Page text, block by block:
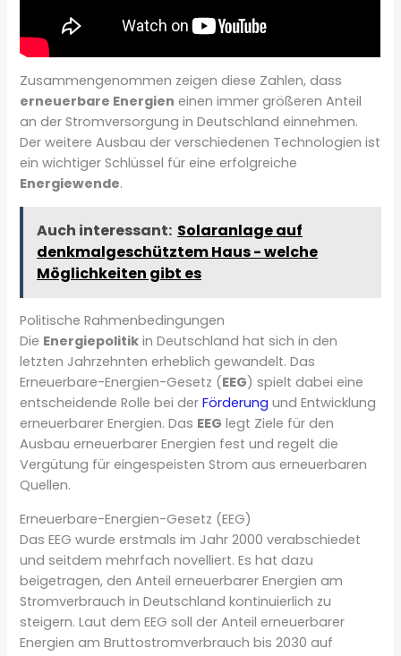
Zusammengenommen zeigen diese Zahlen, dass
erneuerbare Energien einen immer größeren Anteil
an der Stromversorgung in Deutschland einnehmen.
Der weitere Ausbau der verschiedenen Technologien ist
ein wichtiger Schlüssel für eine erfolgreiche
Energiewende.
Auch interessant: Solaranlage auf
denkmalgeschütztem Haus - welche
Möglichkeiten gibt es
Politische Rahmenbedingungen
Die Energiepolitik in Deutschland hat sich in den
letzten Jahrzehnten erheblich gewandelt. Das
Erneuerbare-Energien-Gesetz (EEG) spielt dabei eine
entscheidende Rolle bei derFörderung und Entwicklung
erneuerbarer Energien. Das EEG legt Ziele für den
Ausbau erneuerbarer Energien fest und regelt die
Vergütung für eingespeisten Strom aus erneuerbaren
Quellen.
Erneuerbare-Energien-Gesetz (EEG)
Das EEG wurde erstmals im Jahr 2000 verabschiedet
und seitdem mehrfach novelliert. Es hat dazu
beigetragen, den Anteil erneuerbarer Energien am
Stromverbrauch in Deutschland kontinuierlich zu
steigern. Laut dem EEG soll der Anteil erneuerbarer
Energien am Bruttostromverbrauch bis 2030 auf